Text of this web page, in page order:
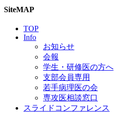
SiteMAP
TOP
Info
お知らせ
会報
学生・研修医の方へ
支部会員専用
若手病理医の会
専攻医相談窓口
スライドコンファレンス